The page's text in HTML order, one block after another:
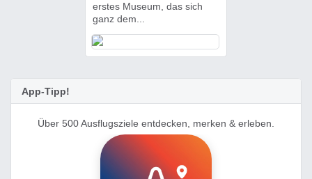
erstes Museum, das sich
ganz dem...
App-Tipp!
Über 500 Ausflugsziele entdecken, merken & erleben.